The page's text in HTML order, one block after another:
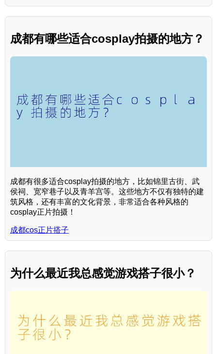
成都有哪些适合cosplay拍摄的地方？
成都有很多适合cosplay拍摄的地方，比如锦里古街、武
侯祠、宽窄巷子以及青羊宫等。这些地方不仅有独特的建
筑风格，还有丰富的文化背景，非常适合各种风格的
cosplay正片拍摄！
成都cos正片搭子
为什么最近我总感觉游戏搭子很小？